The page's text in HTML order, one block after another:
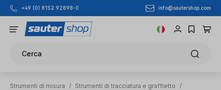
Passa al contenuto principale
+49 (0) 8152 92898-0 info@sautershop.com
Cerca
Strumenti di misura / Strumenti di tracciatura e graffietto
/